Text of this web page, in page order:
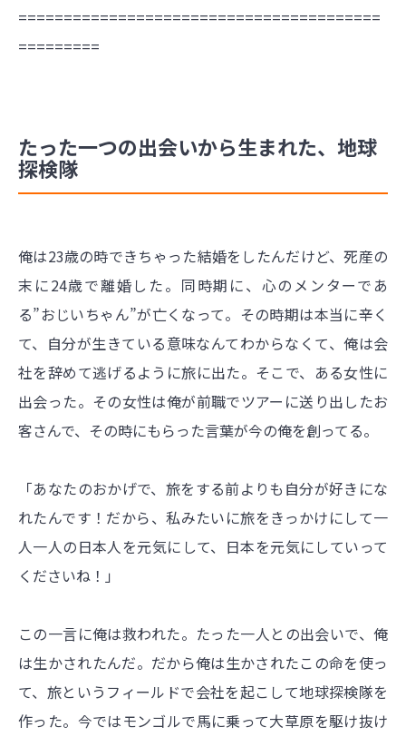
========================================
=========
たった一つの出会いから生まれた、地球
探検隊
俺は23歳の時できちゃった結婚をしたんだけど、死産の
末に24歳で離婚した。同時期に、心のメンターであ
る”おじいちゃん”が亡くなって。その時期は本当に辛く
て、自分が生きている意味なんてわからなくて、俺は会
社を辞めて逃げるように旅に出た。そこで、ある女性に
出会った。その女性は俺が前職でツアーに送り出したお
客さんで、その時にもらった言葉が今の俺を創ってる。
「あなたのおかげで、旅をする前よりも自分が好きにな
れたんです！だから、私みたいに旅をきっかけにして一
人一人の日本人を元気にして、日本を元気にしていって
くださいね！」
この一言に俺は救われた。たった一人との出会いで、俺
は生かされたんだ。だから俺は生かされたこの命を使っ
て、旅というフィールドで会社を起こして地球探検隊を
作った。今ではモンゴルで馬に乗って大草原を駆け抜け